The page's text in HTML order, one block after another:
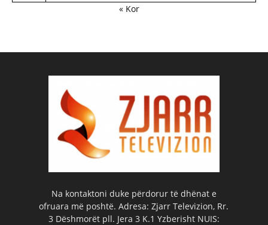
« Kor
Na kontaktoni duke përdorur të dhënat e
ofruara më poshtë. Adresa: Zjarr Televizion, Rr.
3 Dëshmorët pll. Jera 3 K.1 Yzberisht NUIS: